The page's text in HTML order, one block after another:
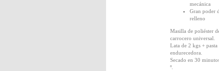
mecánica
Gran poder
relleno
Masilla de poliéster
carrocero universal.
Lata de 2 kgs + pasta
endurecedora.
Secado en 30
º.